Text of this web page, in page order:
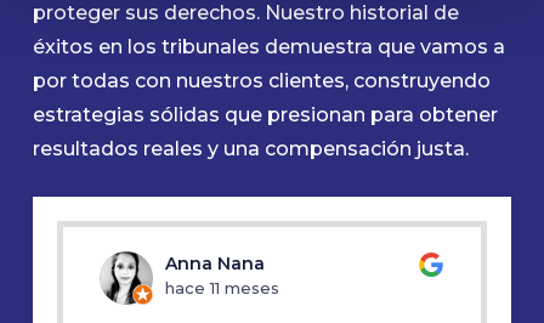
proteger sus derechos. Nuestro historial de
éxitos en los tribunales demuestra que vamos a
por todas con nuestros clientes, construyendo
estrategias sólidas que presionan para obtener
resultados reales y una compensación justa.
Anna Nana
hace 11 meses